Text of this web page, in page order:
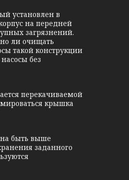
установлен в
на передней
загрязнений.
ли очищать
такой конструкции
без
перекачиваемой
крышка
быть выше
заданного